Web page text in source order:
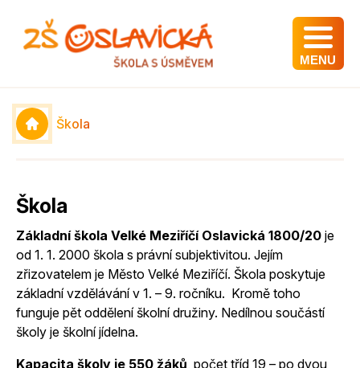
MENU
Škola
Škola
Základní škola Velké Meziříčí Oslavická 1800/20 je
od 1. 1. 2000 škola s právní subjektivitou. Jejím
zřizovatelem je Město Velké Meziříčí. Škola poskytuje
základní vzdělávání v 1. – 9. ročníku. Kromě toho
funguje pět oddělení školní družiny. Nedílnou součástí
školy je školní jídelna.
Kapacita školy je 550 žáků, počet tříd 19 – po dvou